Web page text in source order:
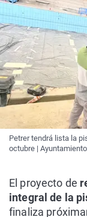
Petrer tendrá lista la
octubre |
El proyecto de
integral de la
finaliza